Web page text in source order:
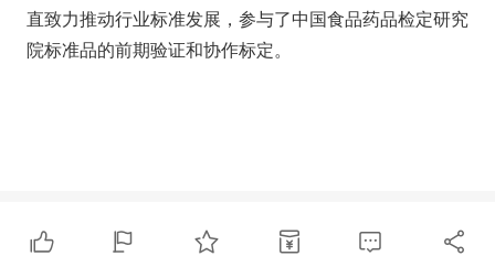
直致力推动行业标准发展，参与了中国食品药品检定研究
院标准品的前期验证和协作标定。